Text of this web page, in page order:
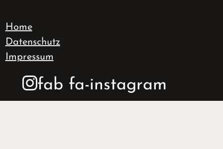
Home
Datenschutz
Impressum
fab fa-instagram